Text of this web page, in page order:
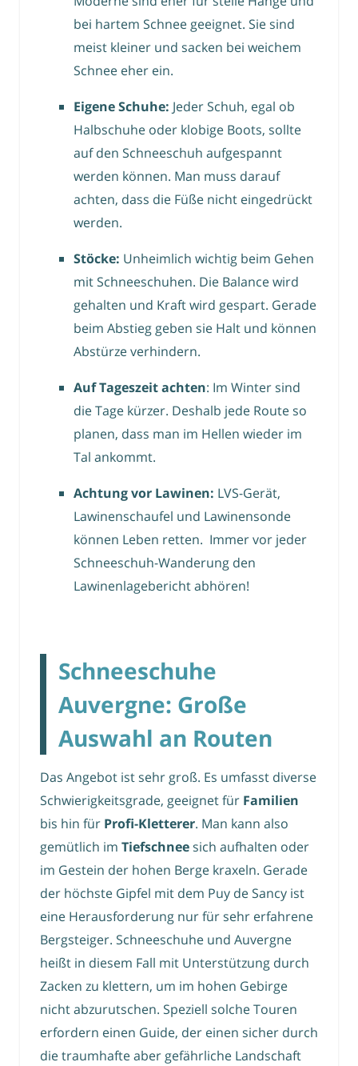
bei hartem Schnee geeignet. Sie sind
meist kleiner und sacken bei weichem
Schnee eher ein.
Eigene Schuhe: Jeder Schuh, egal ob
Halbschuhe oder klobige Boots, sollte
auf den Schneeschuh aufgespannt
werden können. Man muss darauf
achten, dass die Füße nicht eingedrückt
werden.
Stöcke: Unheimlich wichtig beim Gehen
mit Schneeschuhen. Die Balance wird
gehalten und Kraft wird gespart. Gerade
beim Abstieg geben sie Halt und können
Abstürze verhindern.
Auf Tageszeit achten: Im Winter sind
die Tage kürzer. Deshalb jede Route so
planen, dass man im Hellen wieder im
Tal ankommt.
Achtung vor Lawinen: LVS-Gerät,
Lawinenschaufel und Lawinensonde
können Leben retten. Immer vor jeder
Schneeschuh-Wanderung den
Lawinenlagebericht abhören!
Schneeschuhe
Auvergne: Große
Auswahl an Routen
Das Angebot ist sehr groß. Es umfasst diverse
Schwierigkeitsgrade, geeignet für Familien
bis hin für Profi-Kletterer. Man kann also
gemütlich im Tiefschneesich aufhalten oder
im Gestein der hohen Berge kraxeln. Gerade
der höchste Gipfel mit dem Puy de Sancy ist
eine Herausforderung nur für sehr erfahrene
Bergsteiger. Schneeschuhe und Auvergne
heißt in diesem Fall mit Unterstützung durch
Zacken zu klettern, um im hohen Gebirge
nicht abzurutschen. Speziell solche Touren
erfordern einen Guide, der einen sicher durch
die traumhafte aber gefährliche Landschaft